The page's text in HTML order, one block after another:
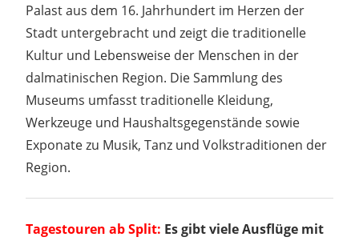
Palast aus dem 16. Jahrhundert im Herzen der
Stadt untergebracht und zeigt die traditionelle
Kultur und Lebensweise der Menschen in der
dalmatinischen Region. Die Sammlung des
Museums umfasst traditionelle Kleidung,
Werkzeuge und Haushaltsgegenstände sowie
Exponate zu Musik, Tanz und Volkstraditionen der
Region.
Tagestouren ab Split: Es gibt viele Ausflüge mit